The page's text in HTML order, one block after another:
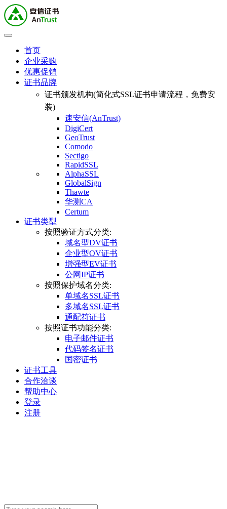
首页
企业采购
优惠促销
证书品牌
证书颁发机构(简化式SSL证书申请流程，免费安
装)
速安信(AnTrust)
DigiCert
GeoTrust
Comodo
Sectigo
RapidSSL
AlphaSSL
GlobalSign
Thawte
华测CA
Certum
证书类型
按照验证方式分类:
域名型DV证书
企业型OV证书
增强型EV证书
公网IP证书
按照保护域名分类:
单域名SSL证书
多域名SSL证书
通配符证书
按照证书功能分类:
电子邮件证书
代码签名证书
国密证书
证书工具
合作洽谈
帮助中心
登录
注册